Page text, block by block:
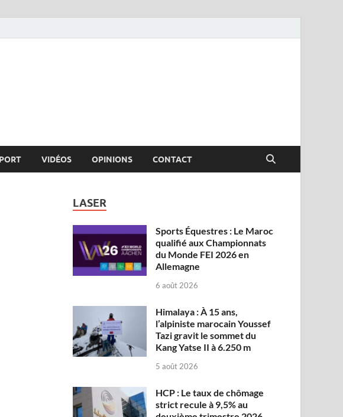
VIDÉOS OPINIONS CONTACT
LASER
Sports Équestres : Le Maroc
qualifié aux Championnats
du Monde FEI 2026 en
Allemagne
6 août 2026
Himalaya : À 15 ans,
l’alpiniste marocain Youssef
Tazi gravit le sommet du
Kang Yatse II à 6.250 m
5 août 2026
HCP : Le taux de chômage
strict recule à 9,5% au